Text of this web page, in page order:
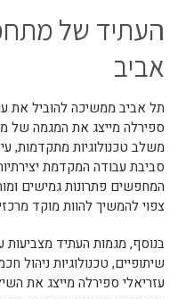
העתיד של
אביב
תל אביב ממשיכה להוביל את
ספירלה מייצג את המגמה של
משלב טכנולוגיות מתקדמות,
סביבת עבודה המקדמת
המחפשים פתרונות גמישים
צפוי להמשיך להוות מוקד
בנוסף, מגמות העתיד
שיתופיים, טכנולוגיות ניהול
עזריאלי ספירלה מייצג את